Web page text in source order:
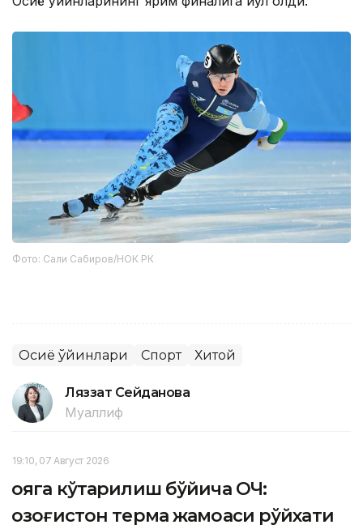
Фото: Сали Сабиров/НОК РК
Осиё ўйинлари Спорт Хитой
Ляззат Сейданова
Муаллиф
19:10, 07 Август 2026
Қояга кўтарилиш бўйича ОЧ:
Қозоғистон терма жамоаси рўйхати